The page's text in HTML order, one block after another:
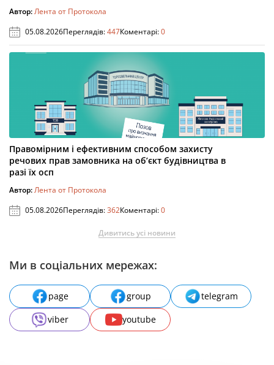
Автор:Лента от Протокола
05.08.2026Переглядів:447Коментарі:0
Правомірним і ефективним способом захисту
речових прав замовника на об’єкт будівництва в
разі їх осп
Автор:Лента от Протокола
05.08.2026Переглядів:362Коментарі:0
Дивитись усі новини
Ми в соціальних мережах:
page group
telegram
viber
youtube